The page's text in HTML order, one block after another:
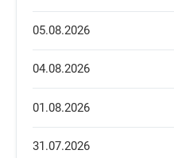
05.08.2026
04.08.2026
01.08.2026
31.07.2026